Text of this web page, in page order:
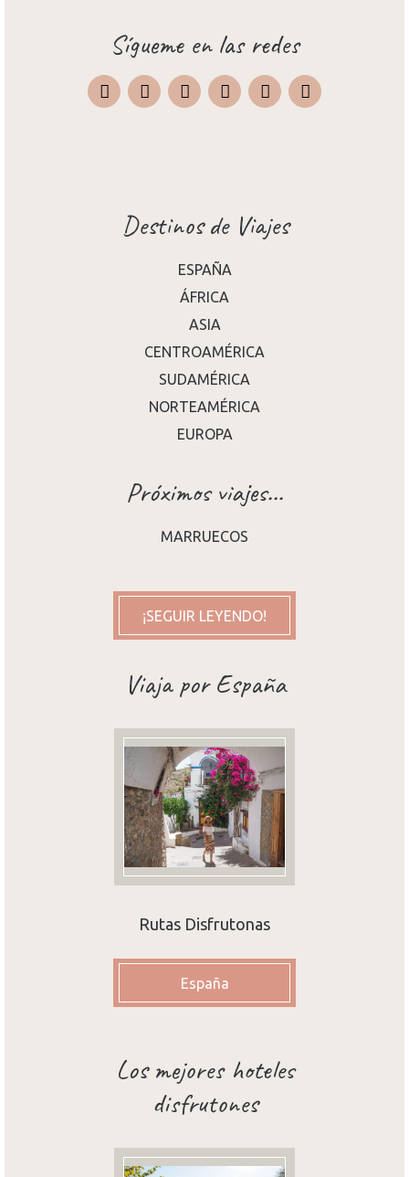
Sígueme en las redes
InstagramFacebook
X Pinterest TripAdvisor
Destinos de Viajes
ESPAÑA
ÁFRICA
ASIA
CENTROAMÉRICA
SUDAMÉRICA
NORTEAMÉRICA
EUROPA
Próximos viajes...
MARRUECOS
¡SEGUIR LEYENDO!
Viaja por España
Rutas Disfrutonas
España
Los mejores hoteles
disfrutones